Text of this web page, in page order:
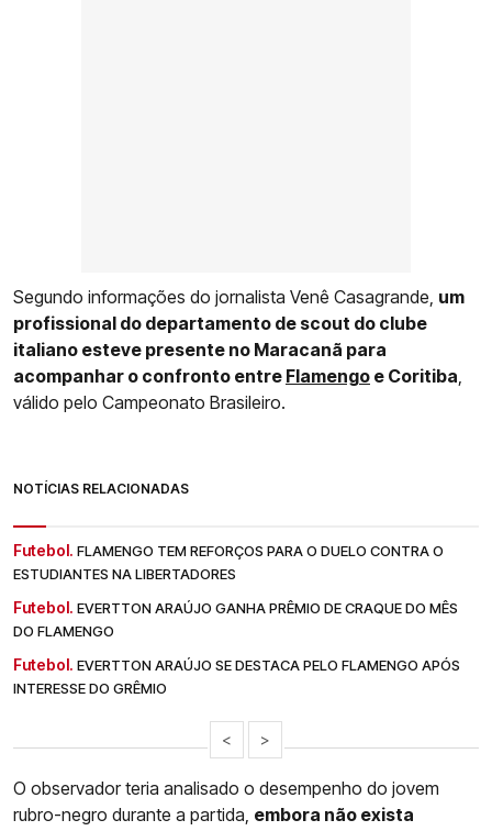
Segundo informações do jornalista Venê Casagrande, um
profissional do departamento de scout do clube
italiano esteve presente no Maracanã para
acompanhar o confronto entre Flamengo e Coritiba
válido pelo Campeonato Brasileiro.
NOTÍCIAS RELACIONADAS
Futebol. FLAMENGO TEM REFORÇOS PARA O DUELO CONTRA O
ESTUDIANTES NA LIBERTADORES
Futebol. EVERTTON ARAÚJO GANHA PRÊMIO DE CRAQUE DO MÊS
DO FLAMENGO
Futebol. EVERTTON ARAÚJO SE DESTACA PELO FLAMENGO APÓS
INTERESSE DO GRÊMIO
< >
O observador teria analisado o desempenho do jovem
rubro-negro durante a partida, embora não exista